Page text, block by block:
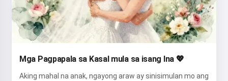
Mga Pagpapala sa Kasal mula sa isang Ina 💖
Aking mahal na anak, ngayong araw ay sinisimulan mo ang